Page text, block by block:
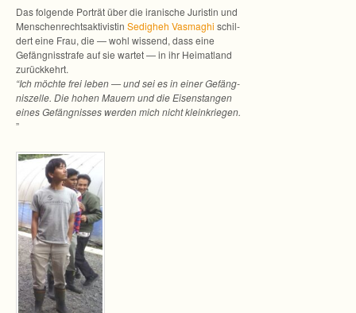
Das fol­gende Por­trät über die ira­ni­sche Juris­tin und
Men­schen­rechts­ak­ti­vis­tin Sedig­heh Vas­maghi schil­
dert eine Frau, die — wohl wis­send, dass eine
Gefäng­nis­strafe auf sie war­tet — in ihr Hei­mat­land
zurück­kehrt.
“Ich möchte frei leben — und sei es in einer Gefäng­
nis­zelle. Die hohen Mau­ern und die Eisen­stan­gen
eines Gefäng­nis­ses wer­den mich nicht klein­krie­gen.
”